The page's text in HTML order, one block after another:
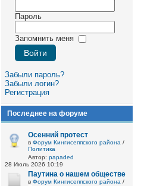
Пароль
Запомнить меня
Забыли пароль?
Забыли логин?
Регистрация
Последнее на форуме
Осенний протест
в Форум Кингисеппского района /
Политика
Автор: papaded
28 Июль 2026 10:19
Паутина о нашем обществе
в Форум Кингисеппского района /